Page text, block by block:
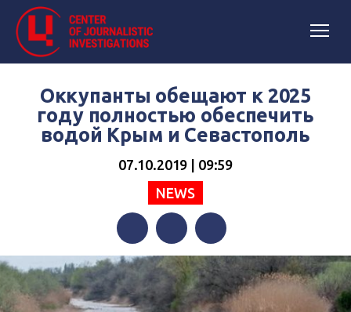
Оккупанты обещают к 2025
году полностью обеспечить
водой Крым и Севастополь
07.10.2019 | 09:59
NEWS
FacebookTwitterTelegram